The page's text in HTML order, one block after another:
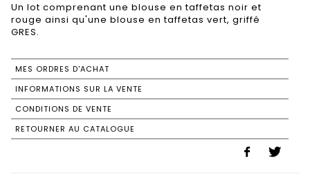
Un lot comprenant une blouse en taffetas noir et
rouge ainsi qu'une blouse en taffetas vert, griffé
GRES.
MES ORDRES D'ACHAT
INFORMATIONS SUR LA VENTE
CONDITIONS DE VENTE
RETOURNER AU CATALOGUE